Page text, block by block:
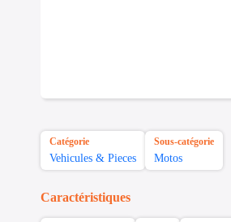
Catégorie
Vehicules & Pieces
Sous-catégorie
Motos
Caractéristiques